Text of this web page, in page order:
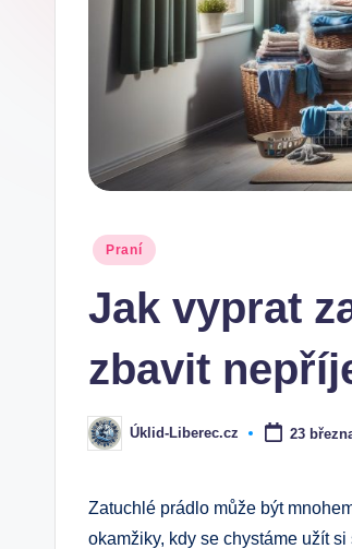
Posted
Praní
Jak vyprat
zbavit
Posted
by
Úklid-Liberec.cz 23
Zatuchlé prádlo může být
okamžiky, kdy se chystáme užít